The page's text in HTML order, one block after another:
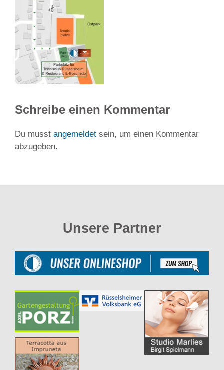
Schreibe einen Kommentar
Du musst angemeldet sein, um einen Kommentar
abzugeben.
Unsere Partner